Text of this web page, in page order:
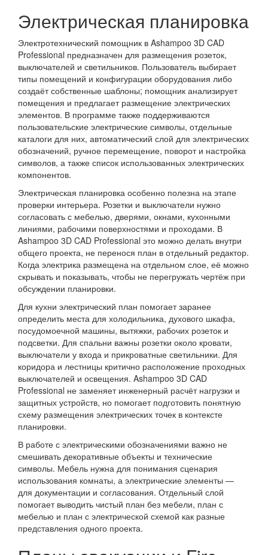
Электрическая планировка
Электротехнический помощник в Ashampoo 3D CAD
Professional предназначен для размещения розеток,
выключателей и светильников. Пользователь выбирает
типы помещений и конфигурации оборудования либо
создаёт собственные шаблоны; помощник анализирует
помещения и предлагает размещение электрических
элементов. В программе также поддерживаются
пользовательские электрические символы, отдельные
каталоги для них, автоматический слой для электрических
обозначений, ручное перемещение, поворот и настройка
символов, а также список использованных электрических
компонентов.
Электрическая планировка особенно полезна на этапе
проверки интерьера. Розетки и выключатели нужно
согласовать с мебелью, дверями, окнами, кухонными
линиями, рабочими поверхностями и проходами. В
Ashampoo 3D CAD Professional это можно делать внутри
общего проекта, не перенося план в отдельный редактор.
Когда электрика размещена на отдельном слое, её можно
скрывать и показывать, чтобы не перегружать чертёж при
обсуждении планировки.
Для кухни электрический план помогает заранее
определить места для холодильника, духового шкафа,
посудомоечной машины, вытяжки, рабочих розеток и
подсветки. Для спальни важны розетки около кровати,
выключатели у входа и прикроватные светильники. Для
коридора и лестницы критично расположение проходных
выключателей и освещения. Ashampoo 3D CAD
Professional не заменяет инженерный расчёт нагрузки и
защитных устройств, но помогает подготовить понятную
схему размещения электрических точек в контексте
планировки.
В работе с электрическими обозначениями важно не
смешивать декоративные объекты и технические
символы. Мебель нужна для понимания сценария
использования комнаты, а электрические элементы —
для документации и согласования. Отдельный слой
помогает выводить чистый план без мебели, план с
мебелью и план с электрической схемой как разные
представления одного проекта.